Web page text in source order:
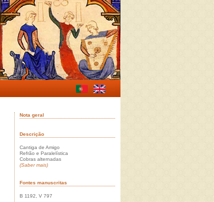
Nota geral
Descrição
Cantiga de Amigo
Refrão e Paralelística
Cobras alternadas
(Saber mais)
Fontes manuscritas
B 1192, V 797